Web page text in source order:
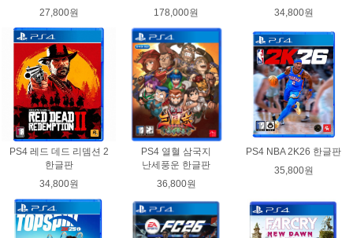
27,800원
178,000원
34,800원
PS4 레드 데드 리뎀션 2
한글판
34,800원
PS4 열혈 삼국지
난세풍운 한글판
36,800원
PS4 NBA 2K26 한글판
35,800원